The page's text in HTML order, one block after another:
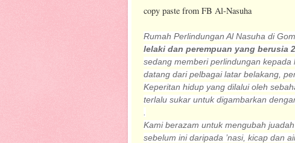
copy paste from FB Al-Nasuha
Rumah Perlindungan Al Nasuha di
lelaki dan perempuan yang berusia
sedang memberi perlindungan
datang dari pelbagai latar belakang,
Keperitan hidup yang dilalui oleh
terlalu sukar untuk digambarkan
Kami berazam untuk mengubah
sebelum ini daripada ’nasi, kicap dan